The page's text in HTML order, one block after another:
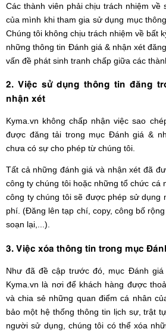
Các thành viên phải chịu trách nhiệm về
của mình khi tham gia sử dụng mục
Chúng tôi không chịu trách nhiệm về bất
những thông tin Đánh giá & nhận xét
vấn đề phát sinh tranh chấp giữa các
2. Việc sử dụng thông tin đăng
nhận xét
Kyma.vn không chấp nhận việc sao
được đăng tải trong mục Đánh giá &
chưa có sự cho phép từ chúng tôi.
Tất cả những đánh giá và nhận xét đã
công ty chúng tôi hoặc những tổ chức cá
công ty chúng tôi sẽ được phép sử dụng
phí. (Đăng lên tạp chí, copy, công bố
soạn lại,...).
3. Việc xóa thông tin trong mục
Như đã đề cập trước đó, mục Đánh giá
Kyma.vn là nơi để khách hàng được
và chia sẻ những quan điểm cá nhân
bảo một hệ thống thông tin lịch sự, trật
người sử dụng, chúng tôi có thể xóa